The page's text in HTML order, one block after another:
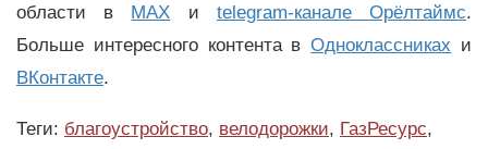
области в MAX и telegram-канале Орёлтаймс.
Больше интересного контента вОдноклассниках и
ВКонтакте.
Теги: благоустройство, велодорожки, ГазРесурс,